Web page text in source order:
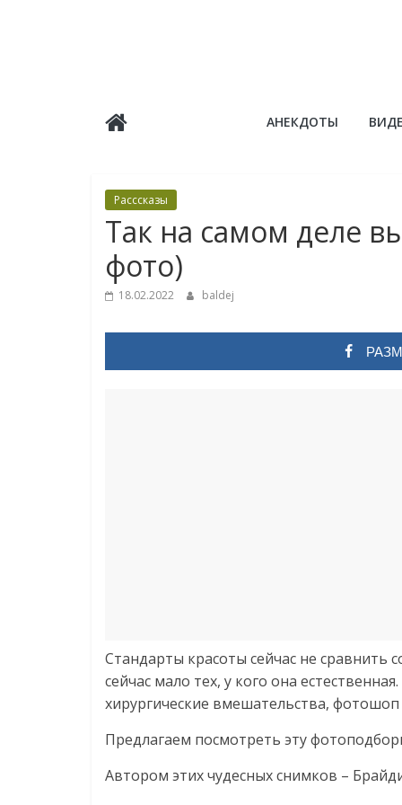
Балдёж АНЕКДОТЫ
Расссказы
Так на самом деле
фото)
18.02.2022 baldej
Стандарты красоты сейчас не сравнить
сейчас мало тех, у кого она
хирургические вмешательства,
Предлагаем посмотреть эту
Автором этих чудесных снимков –